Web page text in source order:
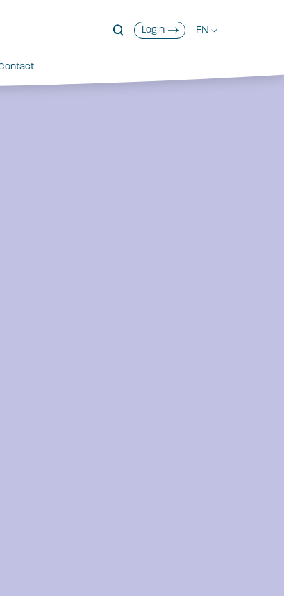
Login EN